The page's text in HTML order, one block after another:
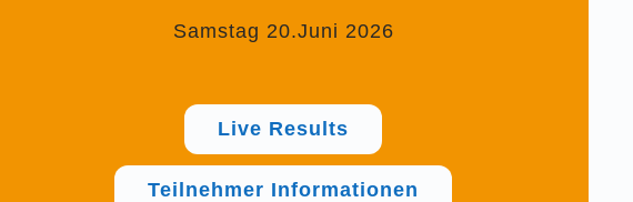
Samstag 20.Juni 2026
Live Results
Teilnehmer Informationen